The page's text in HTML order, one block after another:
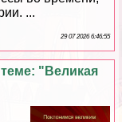
...
29 07 2026 6:46:55
"Великая